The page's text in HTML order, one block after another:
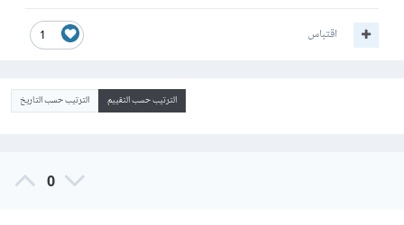
1 اقتباس
الترتيب حسب التقييم الترتيب حسب التاريخ
0